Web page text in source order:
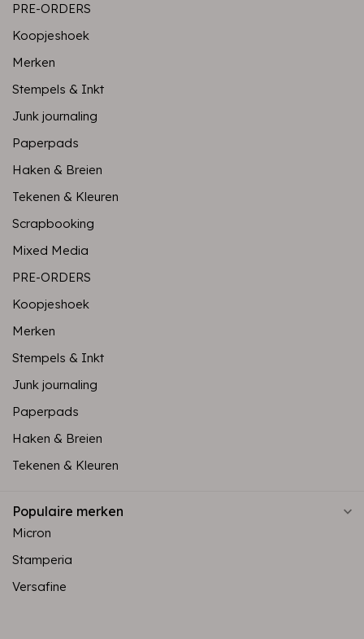
PRE-ORDERS
Koopjeshoek
Merken
Stempels & Inkt
Junk journaling
Paperpads
Haken & Breien
Tekenen & Kleuren
Scrapbooking
Mixed Media
PRE-ORDERS
Koopjeshoek
Merken
Stempels & Inkt
Junk journaling
Paperpads
Haken & Breien
Tekenen & Kleuren
Populaire merken
Micron
Stamperia
Versafine